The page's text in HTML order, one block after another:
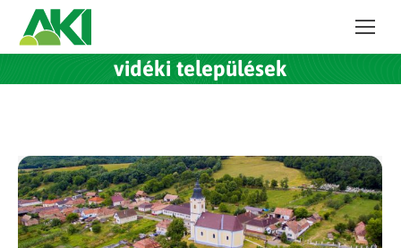
vidéki települések